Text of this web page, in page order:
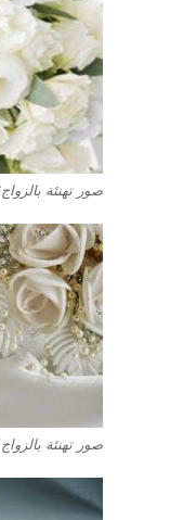
صور تهنئة بالزواج6
صور تهنئة بالزواج11